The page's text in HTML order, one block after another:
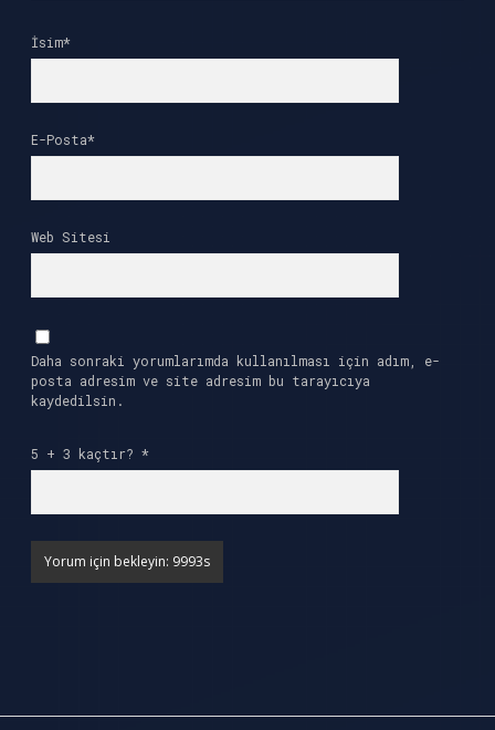
İsim*
E-Posta*
Web Sitesi
Daha sonraki yorumlarımda kullanılması için adım, e-
posta adresim ve site adresim bu tarayıcıya
kaydedilsin.
5 + 3 kaçtır? *